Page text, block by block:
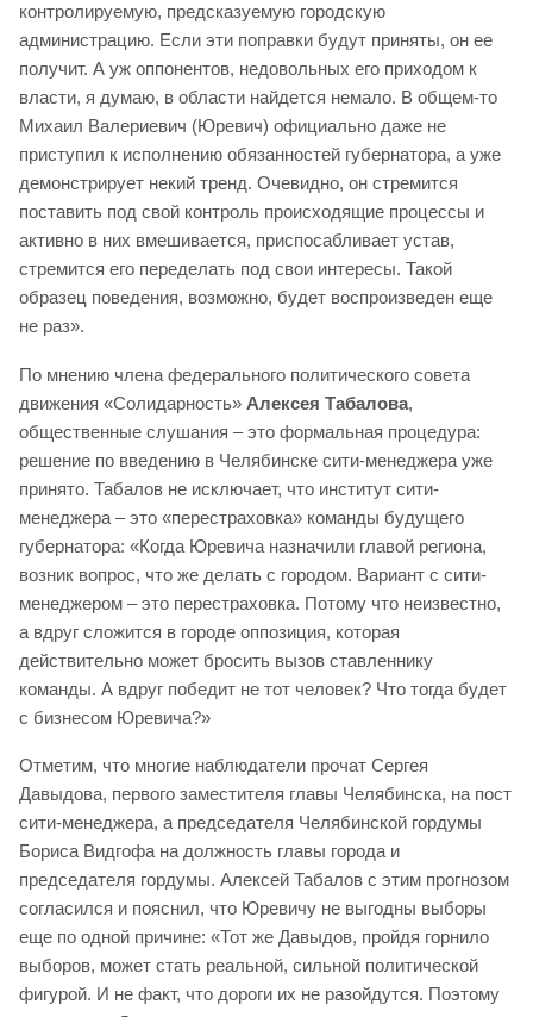
контролируемую, предсказуемую городскую
администрацию. Если эти поправки будут приняты, он ее
получит. А уж оппонентов, недовольных его приходом к
власти, я думаю, в области найдется немало. В общем-то
Михаил Валериевич (Юревич) официально даже не
приступил к исполнению обязанностей губернатора, а уже
демонстрирует некий тренд. Очевидно, он стремится
поставить под свой контроль происходящие процессы и
активно в них вмешивается, приспосабливает устав,
стремится его переделать под свои интересы. Такой
образец поведения, возможно, будет воспроизведен еще
не раз».
По мнению члена федерального политического совета
движения «Солидарность» Алексея Табалова,
общественные слушания – это формальная процедура:
решение по введению в Челябинске сити-менеджера уже
принято. Табалов не исключает, что институт сити-
менеджера – это «перестраховка» команды будущего
губернатора: «Когда Юревича назначили главой региона,
возник вопрос, что же делать с городом. Вариант с сити-
менеджером – это перестраховка. Потому что неизвестно,
а вдруг сложится в городе оппозиция, которая
действительно может бросить вызов ставленнику
команды. А вдруг победит не тот человек? Что тогда будет
с бизнесом Юревича?»
Отметим, что многие наблюдатели прочат Сергея
Давыдова, первого заместителя главы Челябинска, на пост
сити-менеджера, а председателя Челябинской гордумы
Бориса Видгофа на должность главы города и
председателя гордумы. Алексей Табалов с этим прогнозом
согласился и пояснил, что Юревичу не выгодны выборы
еще по одной причине: «Тот же Давыдов, пройдя горнило
выборов, может стать реальной, сильной политической
фигурой. И не факт, что дороги их не разойдутся. Поэтому